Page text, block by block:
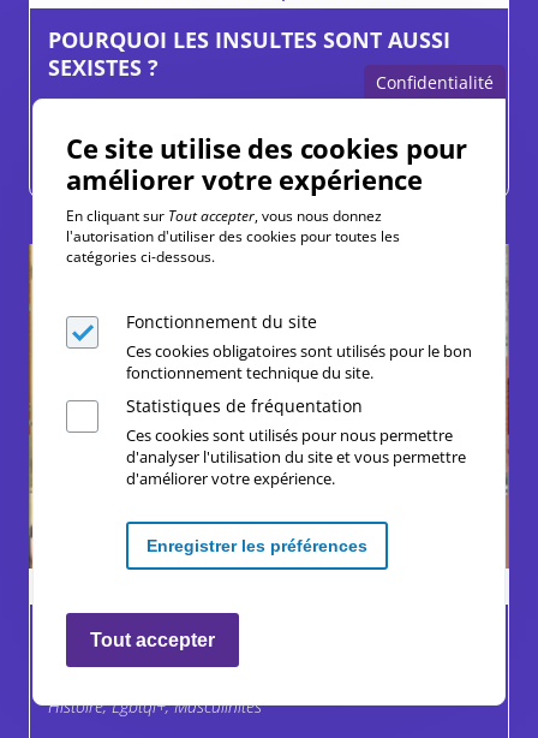
POURQUOI LES INSULTES SONT AUSSI
SEXISTES ?
Collège, Lycée
FOLLOPHOBIE
Histoire, Lgbtqi+, Masculinités
Confidentialité
Ce site utilise des cookies pour
améliorer votre expérience
En cliquant sur Tout accepter, vous nous donnez
l'autorisation d'utiliser des cookies pour toutes les
catégories ci-dessous.
Fonctionnement du site
Ces cookies obligatoires sont utilisés pour le bon
fonctionnement technique du site.
Statistiques de fréquentation
Ces cookies sont utilisés pour nous permettre
d'analyser l'utilisation du site et vous permettre
d'améliorer votre expérience.
Enregistrer les préférences
Tout accepter